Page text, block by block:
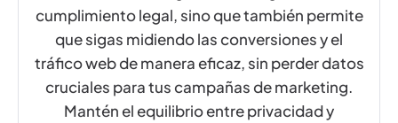
cumplimiento legal, sino que también permite
que sigas midiendo las conversiones y el
tráfico web de manera eficaz, sin perder datos
cruciales para tus campañas de marketing.
Mantén el equilibrio entre privacidad y